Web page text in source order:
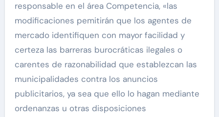
responsable en el área Competencia, «las
modificaciones pemitirán que los agentes de
mercado identifiquen con mayor facilidad y
certeza las barreras burocráticas ilegales o
carentes de razonabilidad que establezcan las
municipalidades contra los anuncios
publicitarios, ya sea que ello lo hagan mediante
ordenanzas u otras disposiciones